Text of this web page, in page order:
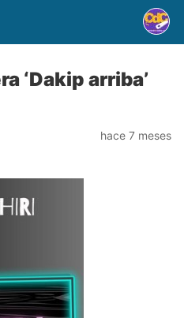
‘Dakip arriba’
hace 7 meses